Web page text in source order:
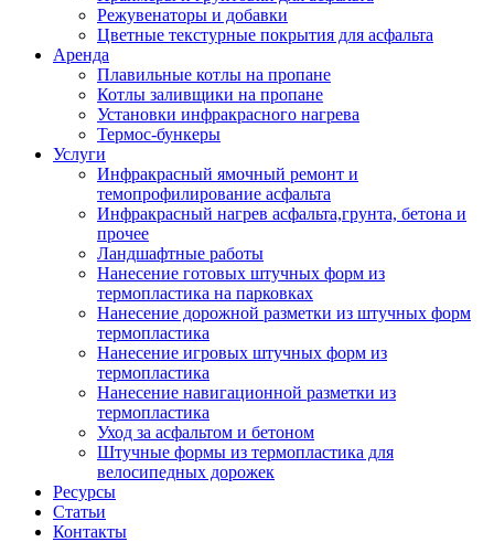
Режувенаторы и добавки
Цветные текстурные покрытия для асфальта
Аренда
Плавильные котлы на пропане
Котлы заливщики на пропане
Установки инфракрасного нагрева
Термос-бункеры
Услуги
Инфракрасный ямочный ремонт и
темопрофилирование асфальта
Инфракрасный нагрев асфальта,грунта, бетона и
прочее
Ландшафтные работы
Нанесение готовых штучных форм из
термопластика на парковках
Нанесение дорожной разметки из штучных форм
термопластика
Нанесение игровых штучных форм из
термопластика
Нанесение навигационной разметки из
термопластика
Уход за асфальтом и бетоном
Штучные формы из термопластика для
велосипедных дорожек
Ресурсы
Статьи
Контакты